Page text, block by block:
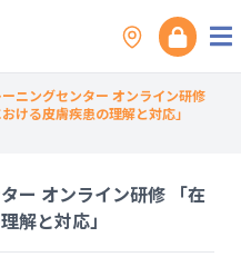
ニングセンター オンライン研修
おける皮膚疾患の理解と対応」
ー オンライン研修 「在
解と対応」